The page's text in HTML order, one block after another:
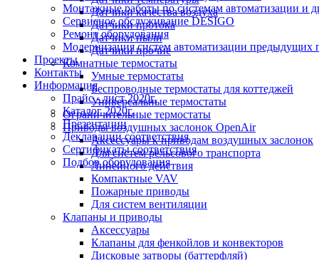
Монтажные работы по системам автоматизации и
Сервисное обслуживание DESIGO
Ремонт оборудования
Модернизация систем автоматизации
Проекты
Контакты
Информация
Прайс - лист 2020г.
Каталог 2020г.
Презентации
Декларации соответствия
Сертификаты соответствия
Подбор оборудования
Датчики качества воздуха
Датчики протока
Датчики пыли
Датчики прочие
Комнатные термостаты
Умные термостаты
Беспроводные термостаты для коттеджей
Универсальные термостаты
Ограничительные термостаты
Приводы воздушных заслонок OpenAir
Аксессуары к приводам воздушных заслонок
Для систем рельсового транспорта
Линейного действия
Компактные VAV
Пожарные приводы
Для систем вентиляции
Клапаны и приводы
Аксессуары
Клапаны для фенкойлов и конвекторов
Дисковые затворы (баттерфляй)